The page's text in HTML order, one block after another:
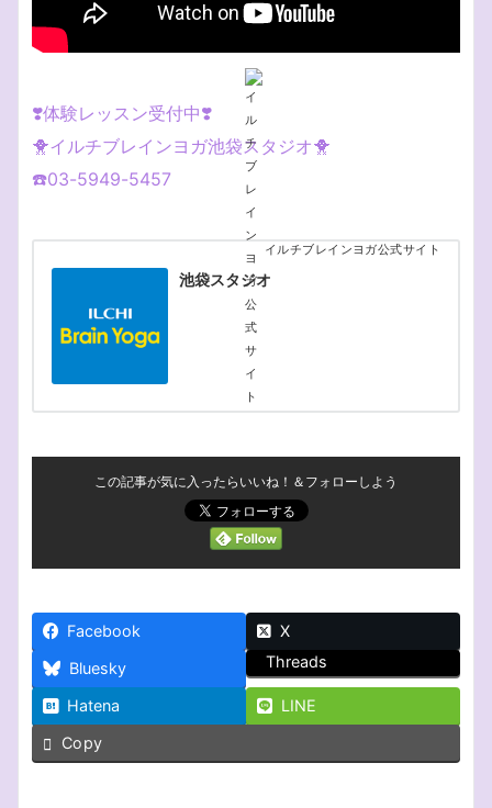
❣️体験レッスン受付中❣️
🐥イルチブレインヨガ池袋スタジオ🐥
☎️03-5949-5457
池袋スタジオ
イルチブレインヨガ公式サイト
この記事が気に入ったらいいね！＆フォローしよう
Facebook
X
Bluesky
Threads
Hatena
LINE
Copy